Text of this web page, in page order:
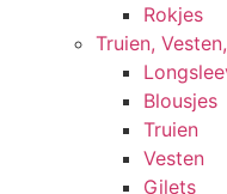
Rokjes
Truien,
Blousjes
Truien
Vesten
Gilets